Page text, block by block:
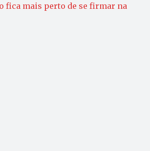
fica mais perto de se firmar na